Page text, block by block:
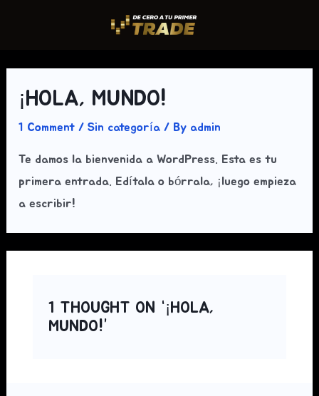
¡HOLA, MUNDO!
1 Comment /Sin categoría / By admin
Te damos la bienvenida a WordPress. Esta es tu
primera entrada. Edítala o bórrala, ¡luego empieza
a escribir!
1 THOUGHT ON “¡HOLA,
MUNDO!”